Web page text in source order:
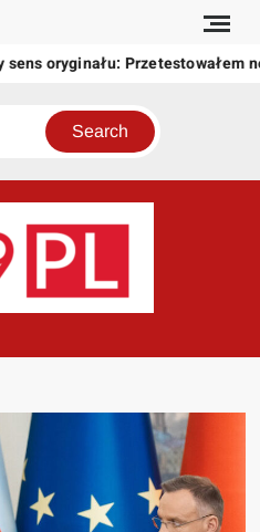
oryginału: Przetestowałem
świat